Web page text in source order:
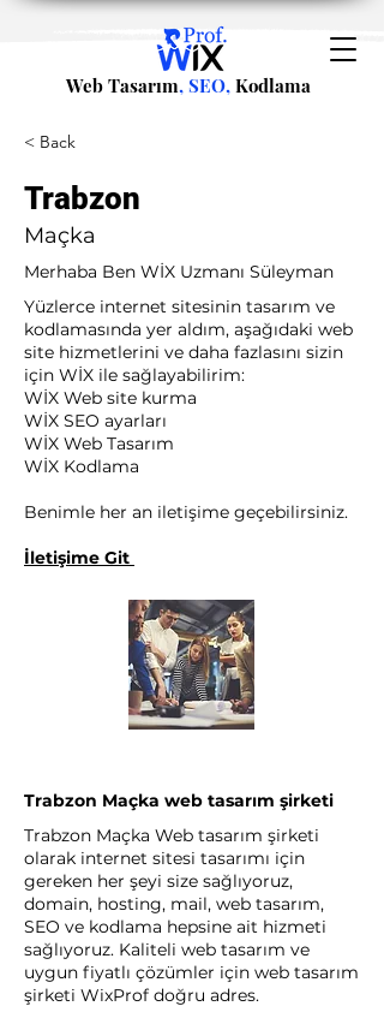
Web Tasarım, SEO, Kodlama
< Back
Trabzon
Maçka
Merhaba Ben WİX Uzmanı Süleyman
Yüzlerce internet sitesinin tasarım ve
kodlamasında yer aldım, aşağıdaki web
site hizmetlerini ve daha fazlasını sizin
için WİX ile sağlayabilirim:​ ​
WİX Web site kurma
WİX SEO ayarları
WİX Web Tasarım
WİX Kodlama ​
Benimle her an iletişime geçebilirsiniz.
İletişime Git
Trabzon Maçka web tasarım şirketi
Trabzon Maçka Web tasarım şirketi
olarak internet sitesi tasarımı için
gereken her şeyi size sağlıyoruz,
domain, hosting, mail, web tasarım,
SEO ve kodlama hepsine ait hizmeti
sağlıyoruz. Kaliteli web tasarım ve
uygun fiyatlı çözümler için web tasarım
şirketi WixProf doğru adres.